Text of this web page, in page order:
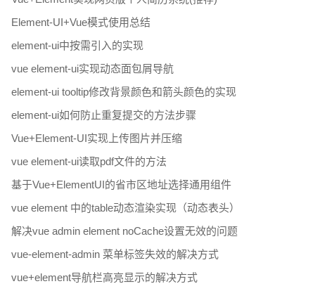
Element-UI+Vue模式使用总结
element-ui中按需引入的实现
vue element-ui实现动态面包屑导航
element-ui tooltip修改背景颜色和箭头颜色的实现
element-ui如何防止重复提交的方法步骤
Vue+Element-UI实现上传图片并压缩
vue element-ui读取pdf文件的方法
基于Vue+ElementUI的省市区地址选择通用组件
vue element 中的table动态渲染实现（动态表头）
解决vue admin element noCache设置无效的问题
vue-element-admin 菜单标签失效的解决方式
vue+element导航栏高亮显示的解决方式